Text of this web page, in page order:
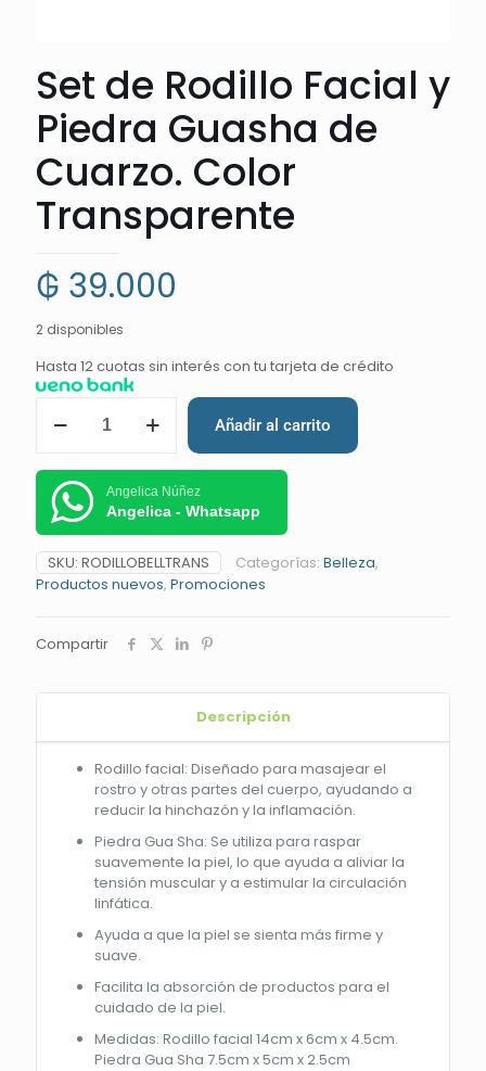
Set de Rodillo Facial y
Piedra Guasha de
Cuarzo. Color
Transparente
₲ 39.000
2 disponibles
Hasta 12 cuotas sin interés con tu tarjeta de crédito
Añadir al carrito
Angelica Núñez
Angelica - Whatsapp
SKU: RODILLOBELLTRANS Categorías: Belleza,
Productos nuevos, Promociones
Compartir
Descripción
Rodillo facial: Diseñado para masajear el
rostro y otras partes del cuerpo, ayudando a
reducir la hinchazón y la inflamación.
Piedra Gua Sha: Se utiliza para raspar
suavemente la piel, lo que ayuda a aliviar la
tensión muscular y a estimular la circulación
linfática.
Ayuda a que la piel se sienta más firme y
suave.
Facilita la absorción de productos para el
cuidado de la piel.
Medidas: Rodillo facial 14cm x 6cm x 4.5cm.
Piedra Gua Sha 7.5cm x 5cm x 2.5cm